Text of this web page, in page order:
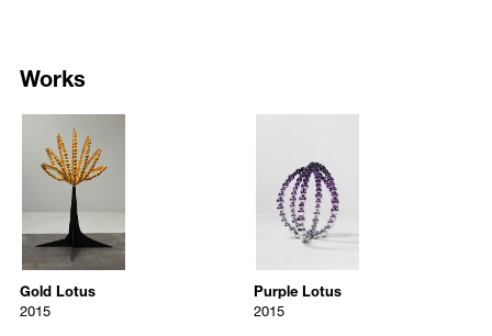
personal motifs with universal symbols in a powerful and poetic
exhibition. Expanding the boundaries of his practice, his works
installed at Kukje marry sensuous beauty with spiritual contemplation.
Their distinct poetic and minimal vocabulary provides a chance to
experience the ever-expansive vision of internationally renowned artist
Jean-Michel Othoniel.
Born in 1964 at St. Étienne, France, Jean-Michel Othoniel graduated
from École Nationale Supérieure d’Arts, Cergy-Pontoise in 1989. From
1985 he actively exhibited sculptures, installations, and media works,
생으로 어려서부터 예술가 집안에서 자라나 일찍이 예술가의 길을 걷기
시작하였으며 1989년 프랑스 파리-세르지 고등미술학교 (École
Nationale Supérieure d’Arts, Cergy-Pontoise)를 졸업하였다. 1985년부
터 조각과 설치, 미디어 작품으로 꾸준히 전시 활동을 하였으며, 유황을
소재로 한 조각작품으로 1992년 독일의 카셀 도큐멘타에 참가하며 이름
을 알리기 시작하였다. 1990년대 초반 이탈리아에서 수준 높은 유리가
공 기술을 접한 이후 유리를 이용한 작업에 관심을 갖기 시작하였고,
로 진행해왔다. 2011년 첫 회고전으로 파리 퐁피두 센터에서 열린 «My
Works
/upload/artworks/Jean-Michel_Othoniel_p_82b12.jpg
Gold Lotus
Jean-Michel Othoniel
2015
Gold Lotus
2015
Aluminium cast, gold leaves, painted steel
360 x 230 x 180 cm
Gold Lotus
2015
Purple Lotus
Jean-Michel Othoniel
2015
Purple Lotus
2015
Mirrored glass, stainless steel
130 x 120 x 120 cm
Purple Lotus
2015